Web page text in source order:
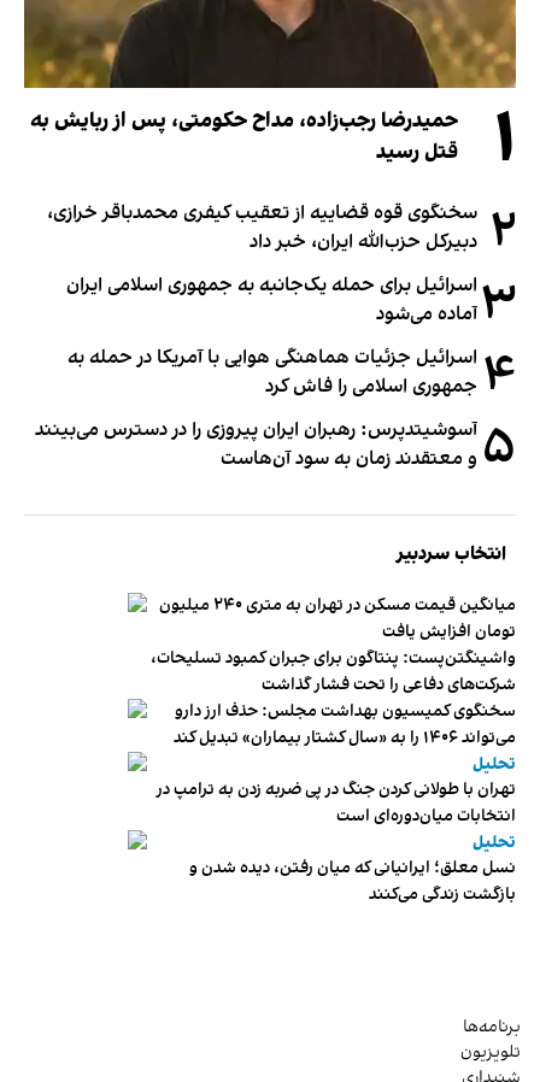
۱
حمیدرضا رجب‌زاده، مداح حکومتی، پس از ربایش به
قتل رسید
۲ سخنگوی قوه قضاییه از تعقیب کیفری محمدباقر خرازی،
دبیر‌کل حزب‌الله ایران، خبر داد
۳ اسرائیل برای حمله یک‌جانبه به جمهوری اسلامی ایران
آماده می‌شود
۴ اسرائیل جزئیات هماهنگی هوایی با آمریکا در حمله به
جمهوری اسلامی را فاش کرد
۵ آسوشیتدپرس: رهبران ایران پیروزی را در دسترس می‌بینند
و معتقدند زمان به سود آن‌هاست
انتخاب سردبیر
میانگین قیمت مسکن در تهران به متری ۲۴۰ میلیون
تومان افزایش یافت
واشینگتن‌پست: پنتاگون برای جبران کمبود تسلیحات،
شرکت‌های دفاعی را تحت فشار گذاشت
سخنگوی کمیسیون بهداشت مجلس: حذف ارز دارو
می‌تواند ۱۴۰۶ را به «سال کشتار بیماران» تبدیل کند
تحلیل
تهران با طولانی کردن جنگ در پی ضربه زدن به ترامپ در
انتخابات میان‌دوره‌ای است
تحلیل
نسل معلق؛ ایرانیانی که میان رفتن، دیده شدن و
بازگشت زندگی می‌کنند
برنامه‌ها
تلویزیون